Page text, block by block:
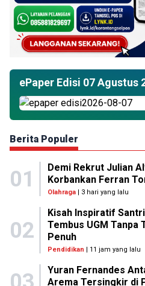
ePaper Edisi 07 Agustus
Berita Populer
01
Demi Rekrut Julian
Korbankan Ferran
Olahraga| 3 hari yang lalu
02
Kisah Inspiratif
Tembus UGM Tanpa
Penuh
Pendidikan | 11 jam yang lalu
Yuran Fernandes
Arema Tersingkir di